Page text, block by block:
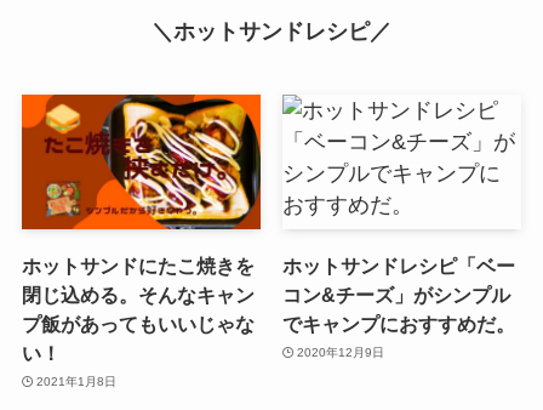
＼ホットサンドレシピ／
ホットサンドにたこ焼きを
閉じ込める。そんなキャン
プ飯があってもいいじゃな
い！
2021年1月8日
ホットサンドレシピ「ベー
コン&チーズ」がシンプル
でキャンプにおすすめだ。
2020年12月9日